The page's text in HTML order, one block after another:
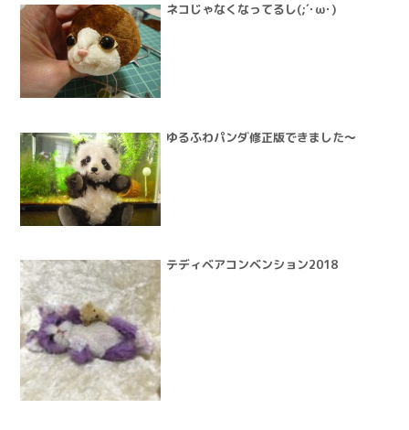
ネコじゃなくなってるし(;´･ω･)
ゆるふわパンダ修正版できました～
テディベアコンベンション2018